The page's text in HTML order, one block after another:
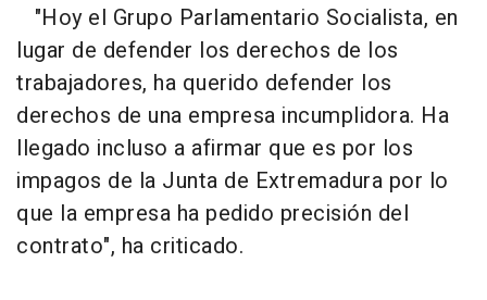
"Hoy el Grupo Parlamentario Socialista, en
lugar de defender los derechos de los
trabajadores, ha querido defender los
derechos de una empresa incumplidora. Ha
llegado incluso a afirmar que es por los
impagos de la Junta de Extremadura por lo
que la empresa ha pedido precisión del
contrato", ha criticado.